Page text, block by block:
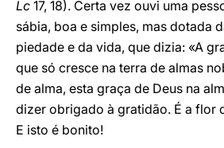
Lc 17, 18). Certa vez ouvi uma
sábia, boa e simples, mas dotada
piedade e da vida, que dizia: «A
que só cresce na terra de almas
de alma, esta graça de Deus na
dizer obrigado à gratidão. É a flor
E isto é bonito!